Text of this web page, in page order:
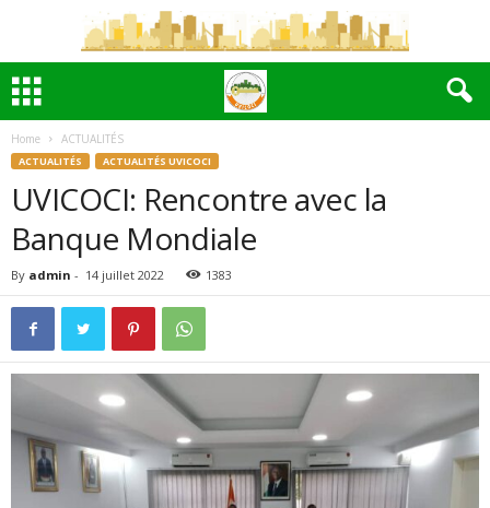
Home ACTUALITÉS
ACTUALITÉS ACTUALITÉS UVICOCI
UVICOCI: Rencontre avec la
Banque Mondiale
By admin - 14 juillet 2022 1383